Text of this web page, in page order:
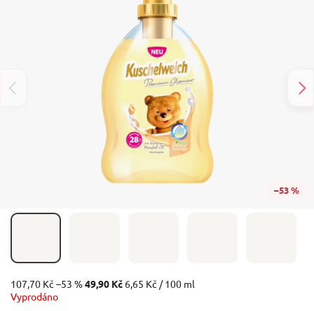
–53 %
107,70 Kč –53 %49,90 Kč 6,65 Kč / 100 ml
Vyprodáno